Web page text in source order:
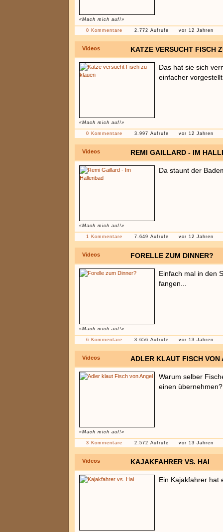
«Mach mich auf!»
0 Kommentare 2.772 Aufrufe vor 12 Jahren
Videos KATZE VERSUCHT FISCH
«Mach mich auf!»
Das hat sie sich
einfacher
0 Kommentare 3.997 Aufrufe vor 12 Jahren
Videos REMI GAILLARD - IM
«Mach mich auf!»
Da staunt der
1 Kommentare 7.649 Aufrufe vor 12 Jahren
Videos FORELLE ZUM DINNER?
«Mach mich auf!»
Einfach mal in den
fangen...
6 Kommentare 3.656 Aufrufe vor 13 Jahren
Videos ADLER KLAUT FISCH VON
«Mach mich auf!»
Warum selber
einen übernehmen?
3 Kommentare 2.572 Aufrufe vor 13 Jahren
Videos KAJAKFAHRER VS. HAI
Ein Kajakfahrer hat